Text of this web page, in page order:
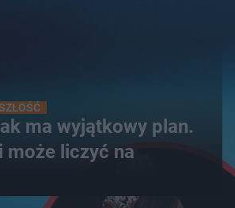
ma wyjątkowy plan.
może liczyć na